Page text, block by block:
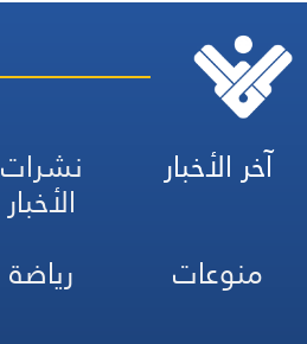
آخر الأخبار نشرات
الأخبار
منوعات
رياضة